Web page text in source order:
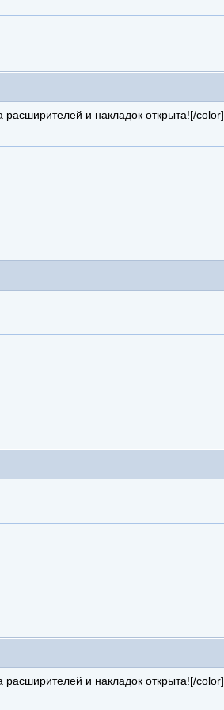
и накладок открыта![/color]
и накладок открыта![/color]